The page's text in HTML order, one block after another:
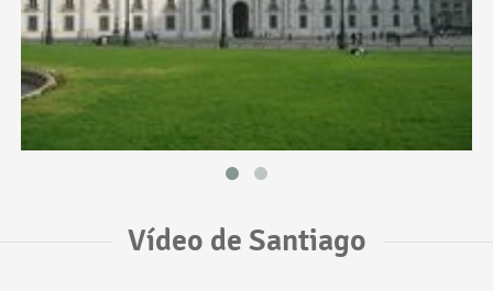
Vídeo de Santiago